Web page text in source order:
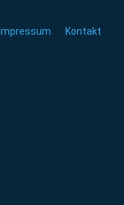
Impressum Kontakt